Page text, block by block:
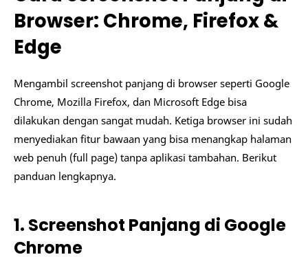
Browser: Chrome, Firefox &
Edge
Mengambil screenshot panjang di browser seperti Google
Chrome, Mozilla Firefox, dan Microsoft Edge bisa
dilakukan dengan sangat mudah. Ketiga browser ini sudah
menyediakan fitur bawaan yang bisa menangkap halaman
web penuh (full page) tanpa aplikasi tambahan. Berikut
panduan lengkapnya.
1. Screenshot Panjang di Google
Chrome